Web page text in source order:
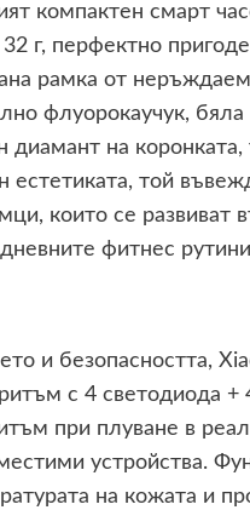
компактен смарт
г, перфектно
рамка от
флуорокаучук,
диамант на
естетиката, той
които се развиват
фитнес
и безопасността,
с 4 светодиода +
при плуване в
устройства.
на кожата и